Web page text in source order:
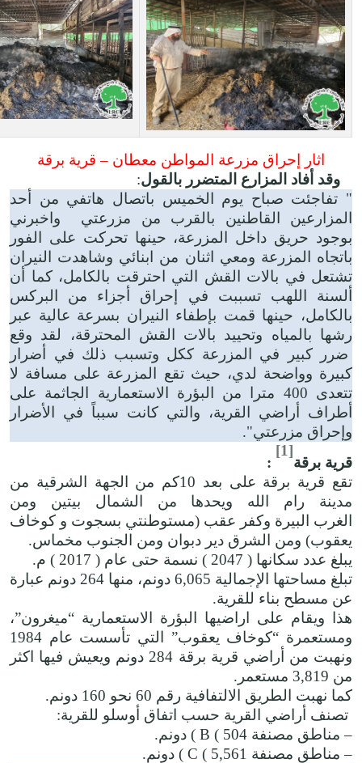
اثار إحراق مزرعة المواطن معطان – قرية برقة
وقد أفاد المزارع المتضرر بالقول:
" تفاجئت صباح يوم الخميس باتصال هاتفي من أحد
المزارعين القاطنين بالقرب من مزرعتي واخبرني
بوجود حريق داخل المزرعة، حينها تحركت على الفور
باتجاه المزرعة ومعي اثنان من ابنائي وشاهدت النيران
تشتعل في بالات القش التي احترقت بالكامل، كما أن
ألسنة اللهب تسببت في إحراق أجزاء من البركس
بالكامل، حينها قمت بإطفاء النيران بسرعة عالية عبر
رشها بالمياه وتحييد بالات القش المحترقة، لقد وقع
ضرر كبير في المزرعة ككل وتسبب ذلك في أضرار
كبيرة وواضحة لدي، حيث تقع المزرعة على مسافة لا
تتعدى 400 مترا من البؤرة الاستعمارية الجاثمة على
أطراف أراضي القرية، والتي كانت سبباً في الأضرار
وإحراق مزرعتي".
قرية برقة
[1]
:
تقع قرية برقة على بعد 10كم من الجهة الشرقية من
مدينة رام الله ويحدها من الشمال بيتين ومن
الغرب البيرة وكفر عقب (مستوطنتي بسجوت و كوخاف
يعقوب) ومن الشرق دير دبوان ومن الجنوب مخماس.
يبلغ عدد سكانها ( 2047 ) نسمة حتى عام ( 2017 ) م.
تبلغ مساحتها الإجمالية 6,065 دونم، منها 264 دونم عبارة
عن مسطح بناء للقرية.
هذا ويقام على اراضيها البؤرة الاستعمارية “ميغرون”،
ومستعمرة “كوخاف يعقوب” التي تأسست عام 1984
ونهبت من أراضي قرية برقة 284 دونم ويعيش فيها اكثر
من 3,819 مستعمر.
كما نهبت الطريق الالتفافية رقم 60 نحو 160 دونم.
تصنف أراضي القرية حسب اتفاق أوسلو للقرية:
– مناطق مصنفة B ( 504 ) دونم.
– مناطق مصنفة C ( 5,561 ) دونم.